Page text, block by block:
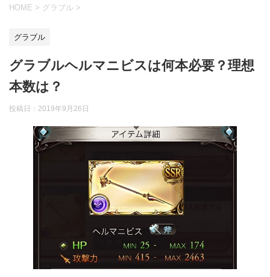
HOME > グラブル >
グラブル
グラブルヘルマニビスは何本必要？理想
本数は？
投稿日： 2019年9月26日